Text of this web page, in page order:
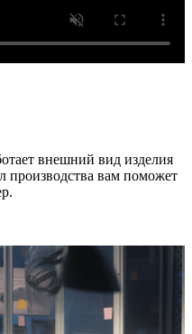
внешний вид изделия
вам поможет